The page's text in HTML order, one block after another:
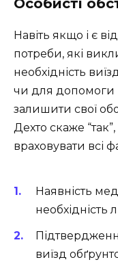
Особисті
Навіть якщо і є
потреби, які
необхідність
чи для
залишити свої
Дехто скаже
враховувати всі
Наявність
необхідність
виїзд